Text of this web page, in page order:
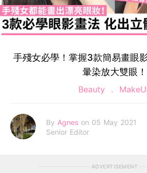
手殘女必學！掌握3款簡易畫眼
暈染放大雙眼！
Beauty
By Agnes on 05 May 2021
Senior Editor
ADVERTISEMENT